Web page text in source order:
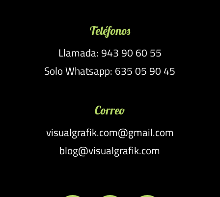
Teléfonos
Llamada: 943 90 60 55
Solo Whatsapp: 635 05 90 45
Correo
visualgrafik.com@gmail.com
blog@visualgrafik.com